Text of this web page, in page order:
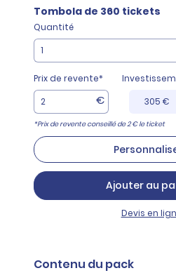
Tombola de 360 tickets
Quantité
Prix de revente*
€
305 €
*Prix de revente conseillé de 2 € le ticket
Ajouter au
Devis en
Contenu du pack